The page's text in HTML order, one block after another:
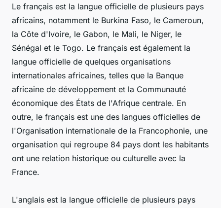
Le français est la langue officielle de plusieurs pays
africains, notamment le Burkina Faso, le Cameroun,
la Côte d'Ivoire, le Gabon, le Mali, le Niger, le
Sénégal et le Togo. Le français est également la
langue officielle de quelques organisations
internationales africaines, telles que la Banque
africaine de développement et la Communauté
économique des États de l'Afrique centrale. En
outre, le français est une des langues officielles de
l'Organisation internationale de la Francophonie, une
organisation qui regroupe 84 pays dont les habitants
ont une relation historique ou culturelle avec la
France.
L'anglais est la langue officielle de plusieurs pays